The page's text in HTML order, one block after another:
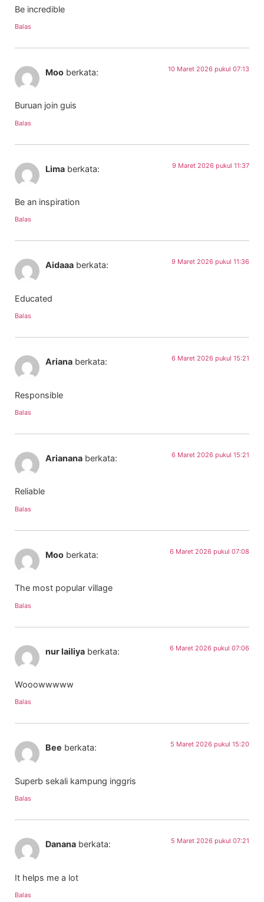
Be incredible
Balas
Moo berkata: 10 Maret 2026 pukul 07:13
Buruan join guis
Balas
Lima berkata: 9 Maret 2026 pukul 11:37
Be an inspiration
Balas
Aidaaa berkata: 9 Maret 2026 pukul 11:36
Educated
Balas
Ariana berkata: 6 Maret 2026 pukul 15:21
Responsible
Balas
Arianana berkata: 6 Maret 2026 pukul 15:21
Reliable
Balas
Moo berkata: 6 Maret 2026 pukul 07:08
The most popular village
Balas
nur lailiya berkata: 6 Maret 2026 pukul 07:06
Wooowwwww
Balas
Bee berkata: 5 Maret 2026 pukul 15:20
Superb sekali kampung inggris
Balas
Danana berkata: 5 Maret 2026 pukul 07:21
It helps me a lot
Balas